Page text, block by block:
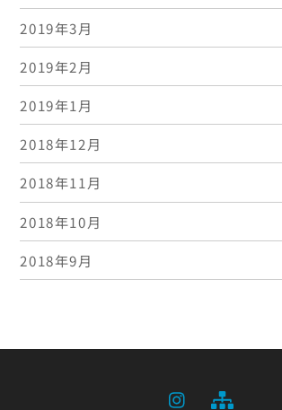
2019年3月
2019年2月
2019年1月
2018年12月
2018年11月
2018年10月
2018年9月